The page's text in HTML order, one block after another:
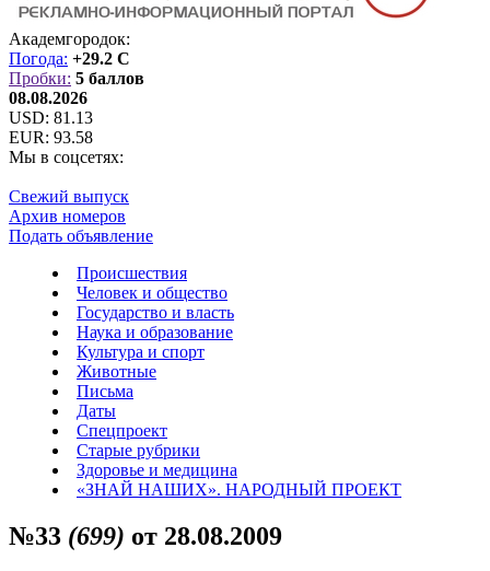
Академгородок:
Погода: +29.2 C
Пробки: 5 баллов
08.08.2026
USD: 81.13
EUR: 93.58
Мы в соцсетях:
Свежий выпуск
Архив номеров
Подать объявление
Происшествия
Человек и общество
Государство и власть
Наука и образование
Культура и спорт
Животные
Письма
Даты
Спецпроект
Старые рубрики
Здоровье и медицина
«ЗНАЙ НАШИХ». НАРОДНЫЙ ПРОЕКТ
№33 (699) от 28.08.2009